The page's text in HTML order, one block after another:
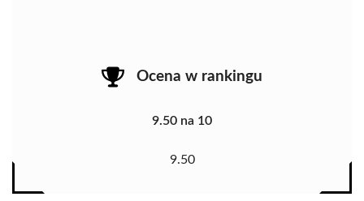
Ocena w rankingu
9.50 na 10
9.50